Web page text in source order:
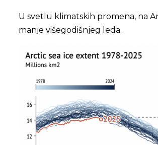
U svetlu klimatskih promena, na
manje višegodišnjeg leda.